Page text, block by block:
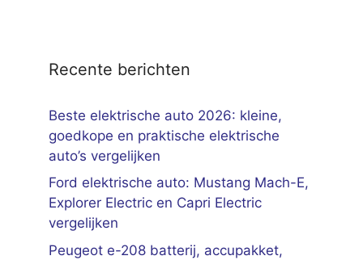
Recente berichten
Beste elektrische auto 2026: kleine,
goedkope en praktische elektrische
auto’s vergelijken
Ford elektrische auto: Mustang Mach-E,
Explorer Electric en Capri Electric
vergelijken
Peugeot e-208 batterij, accupakket,